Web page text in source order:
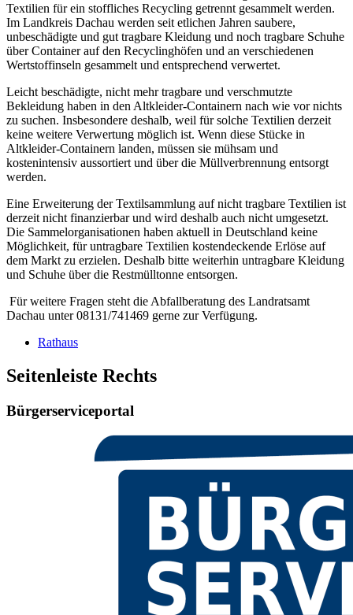
Textilien für ein stoffliches Recycling getrennt gesammelt werden.
Im Landkreis Dachau werden seit etlichen Jahren saubere,
unbeschädigte und gut tragbare Kleidung und noch tragbare Schuhe
über Container auf den Recyclinghöfen und an verschiedenen
Wertstoffinseln gesammelt und entsprechend verwertet.
Leicht beschädigte, nicht mehr tragbare und verschmutzte
Bekleidung haben in den Altkleider-Containern nach wie vor nichts
zu suchen. Insbesondere deshalb, weil für solche Textilien derzeit
keine weitere Verwertung möglich ist. Wenn diese Stücke in
Altkleider-Containern landen, müssen sie mühsam und
kostenintensiv aussortiert und über die Müllverbrennung entsorgt
werden.
Eine Erweiterung der Textilsammlung auf nicht tragbare Textilien ist
derzeit nicht finanzierbar und wird deshalb auch nicht umgesetzt.
Die Sammelorganisationen haben aktuell in Deutschland keine
Möglichkeit, für untragbare Textilien kostendeckende Erlöse auf
dem Markt zu erzielen. Deshalb bitte weiterhin untragbare Kleidung
und Schuhe über die Restmülltonne entsorgen.
Für weitere Fragen steht die Abfallberatung des Landratsamt
Dachau unter 08131/741469 gerne zur Verfügung.
Rathaus
Seitenleiste Rechts
Bürgerserviceportal